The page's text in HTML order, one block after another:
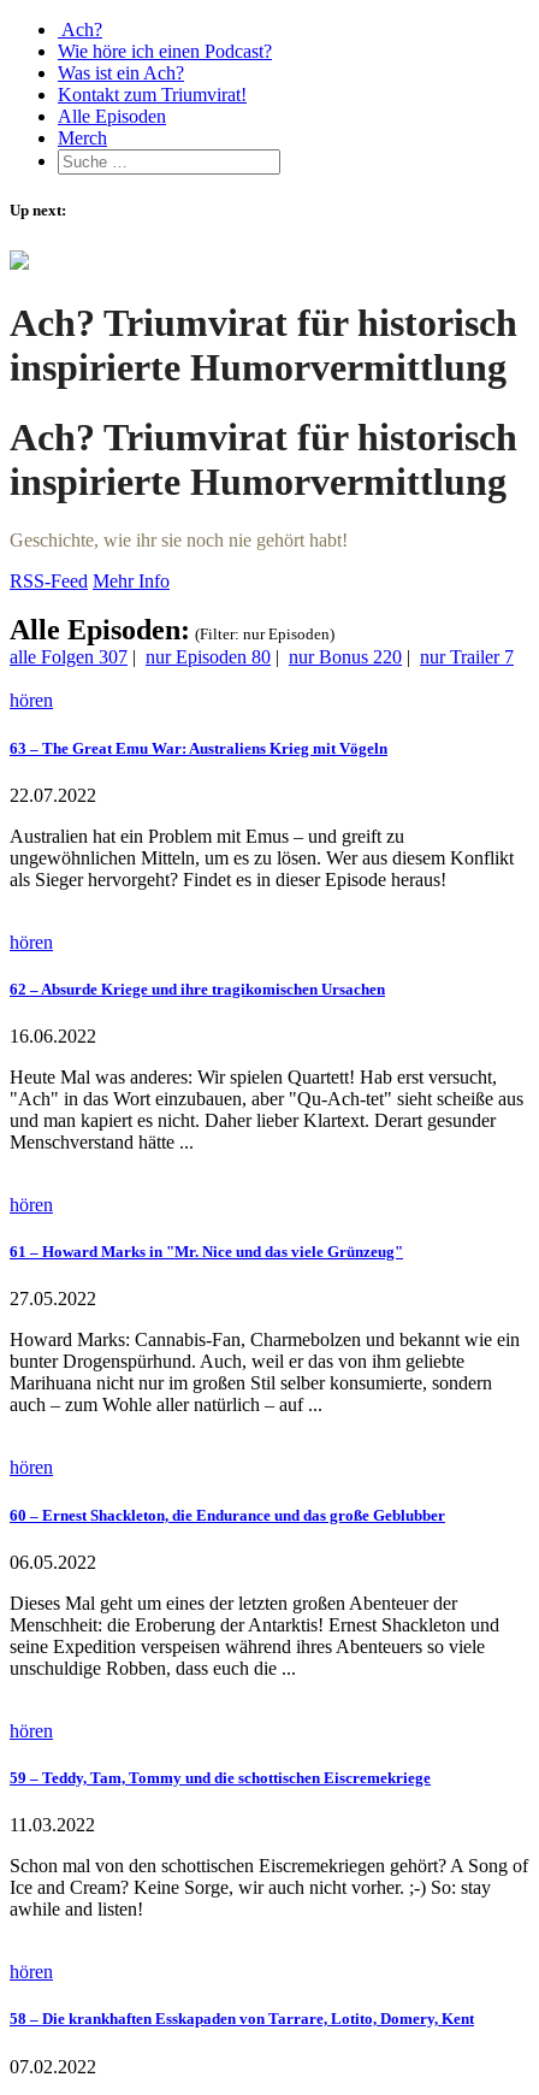
Ach?
Wie höre ich einen Podcast?
Was ist ein Ach?
Kontakt zum Triumvirat!
Alle Episoden
Merch
Up next:
Ach? Triumvirat für historisch
inspirierte Humorvermittlung
Ach? Triumvirat für historisch
inspirierte Humorvermittlung
Geschichte, wie ihr sie noch nie gehört habt!
RSS-Feed Mehr Info
Alle Episoden: (Filter: nur Episoden)
alle Folgen 307 nur Episoden 80 nur Bonus 220 nur Trailer 7
hören
63 – The Great Emu War: Australiens Krieg mit Vögeln
22.07.2022
Australien hat ein Problem mit Emus – und greift zu
ungewöhnlichen Mitteln, um es zu lösen. Wer aus diesem Konflikt
als Sieger hervorgeht? Findet es in dieser Episode heraus!
hören
62 – Absurde Kriege und ihre tragikomischen Ursachen
16.06.2022
Heute Mal was anderes: Wir spielen Quartett! Hab erst versucht,
"Ach" in das Wort einzubauen, aber "Qu-Ach-tet" sieht scheiße aus
und man kapiert es nicht. Daher lieber Klartext. Derart gesunder
Menschverstand hätte ...
hören
61 – Howard Marks in "Mr. Nice und das viele Grünzeug"
27.05.2022
Howard Marks: Cannabis-Fan, Charmebolzen und bekannt wie ein
bunter Drogenspürhund. Auch, weil er das von ihm geliebte
Marihuana nicht nur im großen Stil selber konsumierte, sondern
auch – zum Wohle aller natürlich – auf ...
hören
60 – Ernest Shackleton, die Endurance und das große Geblubber
06.05.2022
Dieses Mal geht um eines der letzten großen Abenteuer der
Menschheit: die Eroberung der Antarktis! Ernest Shackleton und
seine Expedition verspeisen während ihres Abenteuers so viele
unschuldige Robben, dass euch die ...
hören
59 – Teddy, Tam, Tommy und die schottischen Eiscremekriege
11.03.2022
Schon mal von den schottischen Eiscremekriegen gehört? A Song of
Ice and Cream? Keine Sorge, wir auch nicht vorher. ;-) So: stay
awhile and listen!
hören
58 – Die krankhaften Esskapaden von Tarrare, Lotito, Domery, Kent
07.02.2022